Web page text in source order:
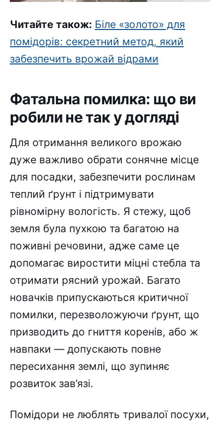
Читайте також: Біле «золото» для
помідорів: секретний метод, який
забезпечить врожай відрами
Фатальна помилка: що ви
робили не так у догляді
Для отримання великого врожаю
дуже важливо обрати сонячне місце
для посадки, забезпечити рослинам
теплий ґрунт і підтримувати
рівномірну вологість. Я стежу, щоб
земля була пухкою та багатою на
поживні речовини, адже саме це
допомагає виростити міцні стебла та
отримати рясний урожай. Багато
новачків припускаються критичної
помилки, перезволожуючи ґрунт, що
призводить до гниття коренів, або ж
навпаки — допускають повне
пересихання землі, що зупиняє
розвиток зав’язі.
Помідори не люблять тривалої посухи,